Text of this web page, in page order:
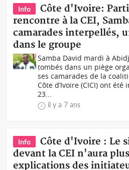
Info
Côte d'Ivoire:
rencontre à la CEI,
camarades interpellés,
dans le groupe
Samba David mardi à
tombés dans un piège
ses camarades de la
Côte d’Ivoire (CICI) ont
23...
il y a 7 ans
Info
Côte d'Ivoire : Le
devant la CEI n'aura
explications des